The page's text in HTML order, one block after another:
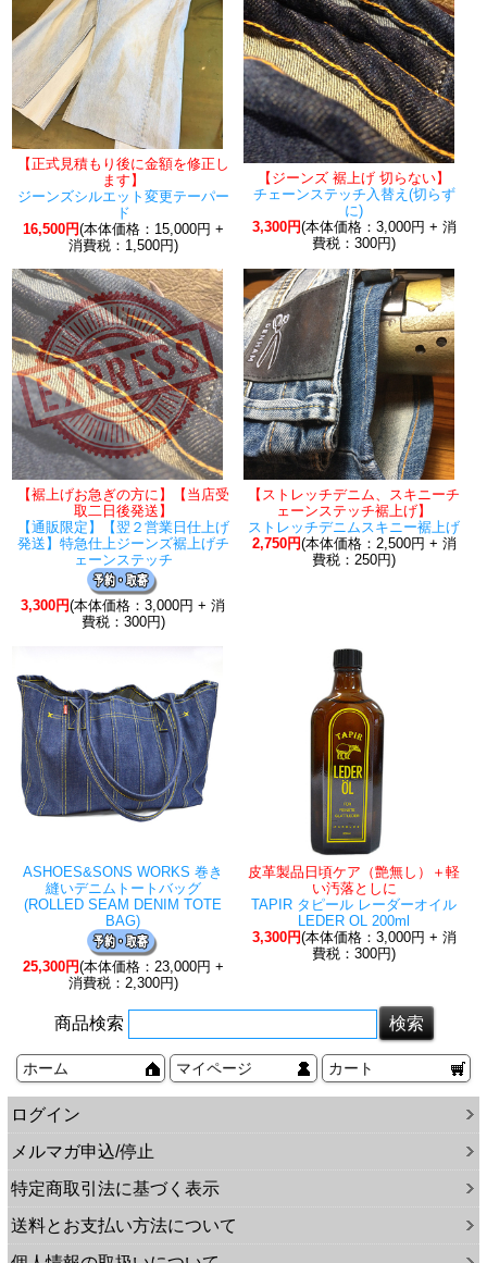
【正式見積もり後に金額を修正し
ます】
ジーンズシルエット変更テーパー
ド
16,500円(本体価格：15,000円 +
消費税：1,500円)
【ジーンズ 裾上げ 切らない】
チェーンステッチ入替え(切らず
に)
3,300円(本体価格：3,000円 + 消
費税：300円)
【裾上げお急ぎの方に】【当店受
取二日後発送】
【通販限定】【翌２営業日仕上げ
発送】特急仕上ジーンズ裾上げチ
ェーンステッチ
3,300円(本体価格：3,000円 + 消
費税：300円)
【ストレッチデニム、スキニーチ
ェーンステッチ裾上げ】
ストレッチデニムスキニー裾上げ
2,750円(本体価格：2,500円 + 消
費税：250円)
ASHOES&SONS WORKS 巻き
縫いデニムトートバッグ
(ROLLED SEAM DENIM TOTE
BAG)
25,300円(本体価格：23,000円 +
消費税：2,300円)
皮革製品日頃ケア（艶無し）＋軽
い汚落としに
TAPIR タピール レーダーオイル
LEDER OL 200ml
3,300円(本体価格：3,000円 + 消
費税：300円)
商品検索
ホーム マイページ カート
ログイン
メルマガ申込/停止
特定商取引法に基づく表示
送料とお支払い方法について